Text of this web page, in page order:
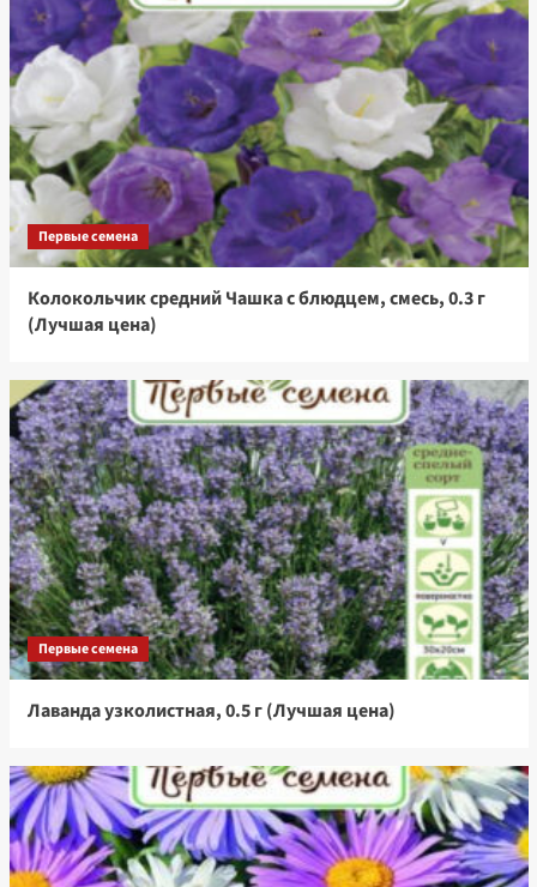
Первые семена
Колокольчик средний Чашка с блюдцем, смесь, 0.3 г
(Лучшая цена)
Первые семена
Лаванда узколистная, 0.5 г (Лучшая цена)